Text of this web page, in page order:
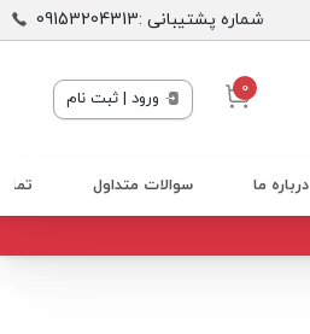
شماره پشتیبانی :09153204313
0 ورود | ثبت نام
درباره ما سوالات متداول